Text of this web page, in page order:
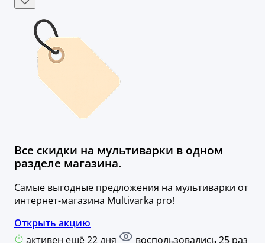
Все скидки на мультиварки в одном
разделе магазина.
Самые выгодные предложения на мультиварки от
интернет-магазина Multivarka pro!
Открыть акцию
активен ещё 22 дня
воспользовались 25 раз